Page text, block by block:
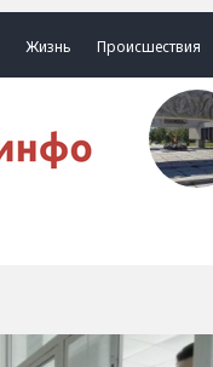
Жизнь Происшествия